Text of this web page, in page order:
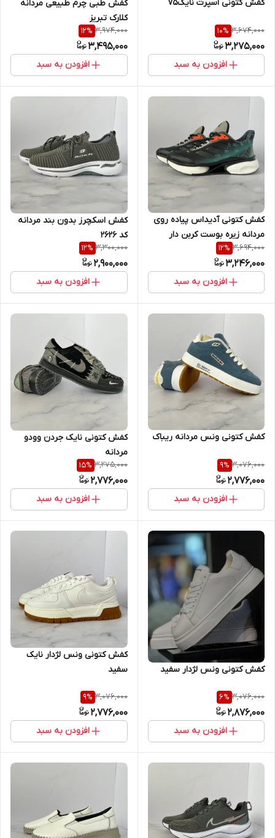
کفش کتونی اسپرت نایکv5
3,674,000
10%
3,275,000
افزودن به سبد
کفش طبی چرم طبیعی مردانه
کلارک تبریز
3,974,000
12%
3,495,000
افزودن به سبد
کفش کتونی آدیداس پیاده روی
مردانه زیره بوست کربن دار
3,694,000
12%
3,246,000
افزودن به سبد
کفش اسکچرز بدون بند مردانه
کد ۲۶۲۶
3,300,000
12%
2,900,000
افزودن به سبد
کفش کتونی ونس مردانه ریباک
3,076,000
9%
2,776,000
افزودن به سبد
کفش کتونی نایک جردن وودو
مردانه
3,275,000
15%
2,776,000
افزودن به سبد
کفش کتونی ونس لژدار سفید
3,076,000
6%
2,876,000
افزودن به سبد
کفش کتونی ونس لژدار نایک
سفید
3,076,000
9%
2,776,000
افزودن به سبد